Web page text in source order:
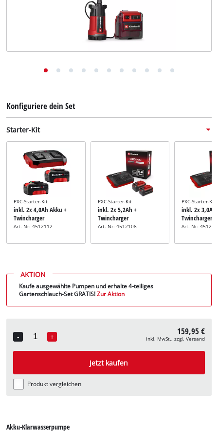
Konfiguriere dein Set
Starter-Kit
PXC-Starter-Kit
inkl. 2x 4,0Ah Akku +
Twincharger
Art.-Nr: 4512112
PXC-Starter-Kit
inkl. 2x 5,2Ah +
Twincharger
Art.-Nr: 4512108
PXC-Starter-Kit
inkl. 2x 3,0Ah
Twincharger
Art.-Nr:
AKTION
Kaufe ausgewählte Pumpen und erhalte 4-teiliges
Gartenschlauch-Set GRATIS! Zur Aktion
-
Quantity
+ 159,95 €
inkl. MwSt., zzgl. Versand
Jetzt kaufen
Produkt vergleichen
Akku-Klarwasserpumpe